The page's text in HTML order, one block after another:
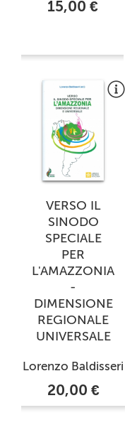
15,00 €
VERSO IL
SINODO
SPECIALE
PER
L'AMAZZONIA
-
DIMENSIONE
REGIONALE
UNIVERSALE
Lorenzo Baldisseri
20,00 €